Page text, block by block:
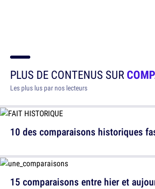
PLUS DE CONTENUS SUR
Les plus lus par nos lecteurs
10 des comparaisons historiques
15 comparaisons entre hier et